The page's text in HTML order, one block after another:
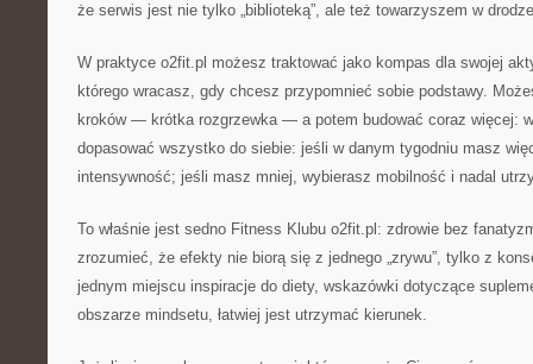
że serwis jest nie tylko „biblioteką”, ale też towarzyszem w
W praktyce o2fit.pl możesz traktować jako kompas dla swojej
którego wracasz, gdy chcesz przypomnieć sobie podstawy.
kroków — krótka rozgrzewka — a potem budować coraz więcej:
dopasować wszystko do siebie: jeśli w danym tygodniu masz
intensywność; jeśli masz mniej, wybierasz mobilność i nadal
To właśnie jest sedno Fitness Klubu o2fit.pl: zdrowie bez
zrozumieć, że efekty nie biorą się z jednego „zrywu”, tylko z
jednym miejscu inspiracje do diety, wskazówki dotyczące
obszarze mindsetu, łatwiej jest utrzymać kierunek.